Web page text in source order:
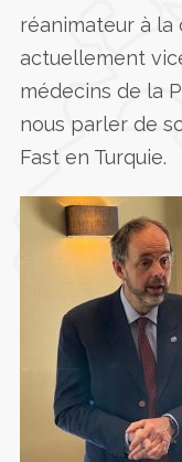
Accueil»5 juin
réanimateur à la
actuellement
médecins de la
nous parler de
Fast en Turquie.